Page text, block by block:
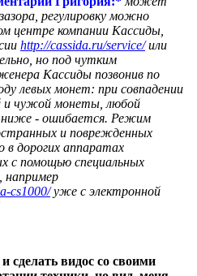
регулировку можно
центре компании Кассиды,
http://cassida.ru/service/или
но под чутким
Кассиды позвонив по
левых монет: при совпадении
чужой монеты, любой
ниже - ошибается. Режим
и поврежденных
дорогих аппаратах
с помощью специальных
например
cs1000/уже с электронной
сделать видос со своими